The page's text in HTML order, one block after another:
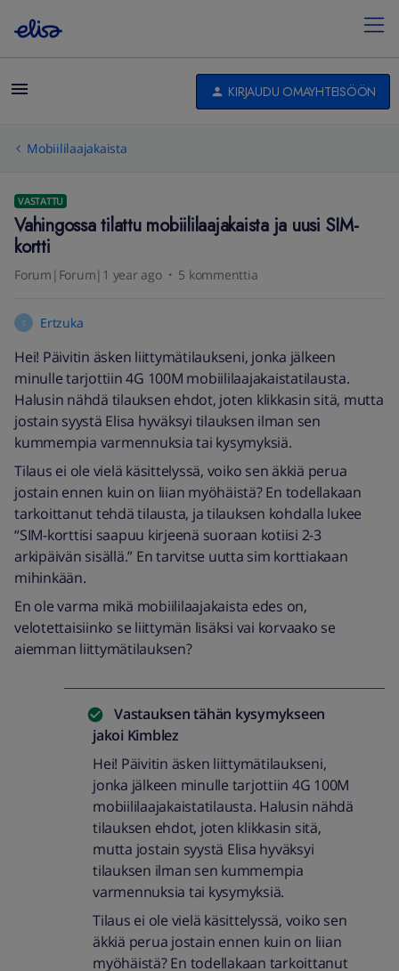
KIRJAUDU OMAYHTEISÖÖN
Mobiililaajakaista
VASTATTU
Vahingossa tilattu mobiililaajakaista ja uusi SIM-
kortti
Forum|Forum|1 year ago 5 kommenttia
E Ertzuka
Hei! Päivitin äsken liittymätilaukseni, jonka jälkeen
minulle tarjottiin 4G 100M mobiililaajakaistatilausta.
Halusin nähdä tilauksen ehdot, joten klikkasin sitä, mutta
jostain syystä Elisa hyväksyi tilauksen ilman sen
kummempia varmennuksia tai kysymyksiä.
Tilaus ei ole vielä käsittelyssä, voiko sen äkkiä perua
jostain ennen kuin on liian myöhäistä? En todellakaan
tarkoittanut tehdä tilausta, ja tilauksen kohdalla lukee
“SIM-korttisi saapuu kirjeenä suoraan kotiisi 2-3
arkipäivän sisällä.” En tarvitse uutta sim korttiakaan
mihinkään.
En ole varma mikä mobiililaajakaista edes on,
velotettaisiinko se liittymän lisäksi vai korvaako se
aiemman liittymätilauksen?
Vastauksen tähän kysymykseen
jakoi Kimblez
Hei! Päivitin äsken liittymätilaukseni,
jonka jälkeen minulle tarjottiin 4G 100M
mobiililaajakaistatilausta. Halusin nähdä
tilauksen ehdot, joten klikkasin sitä,
mutta jostain syystä Elisa hyväksyi
tilauksen ilman sen kummempia
varmennuksia tai kysymyksiä.
Tilaus ei ole vielä käsittelyssä, voiko sen
äkkiä perua jostain ennen kuin on liian
myöhäistä? En todellakaan tarkoittanut